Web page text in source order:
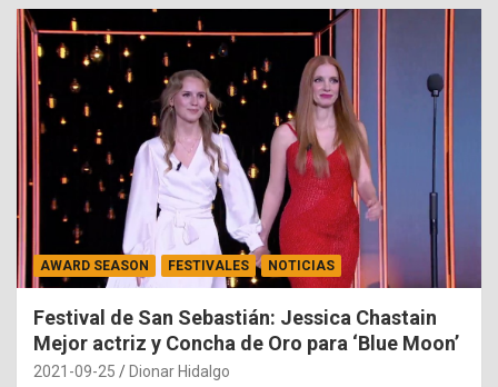
AWARD SEASON FESTIVALES NOTICIAS
Festival de San Sebastián: Jessica Chastain
Mejor actriz y Concha de Oro para ‘Blue Moon’
2021-09-25 Dionar Hidalgo